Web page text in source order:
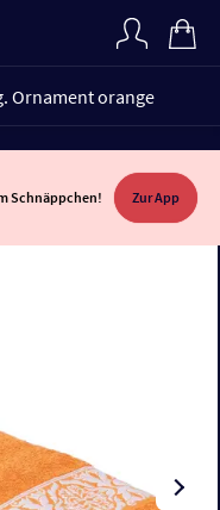
Ornament orange
Schnäppchen! Zur App